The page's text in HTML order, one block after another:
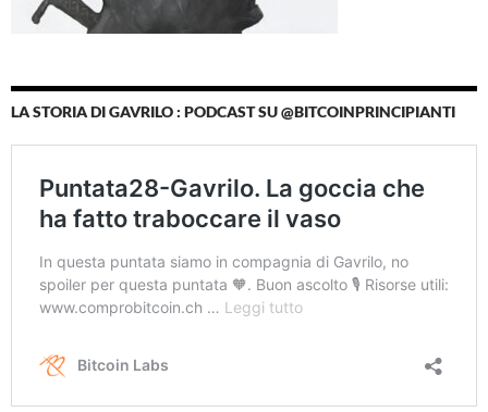
LA STORIA DI GAVRILO : PODCAST SU @BITCOINPRINCIPIANTI